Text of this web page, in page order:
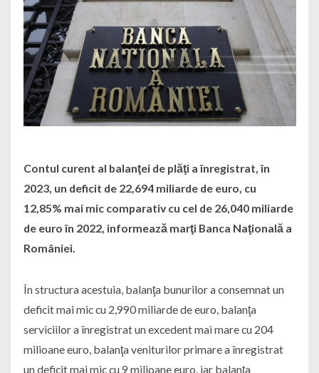
Contul curent al balanţei de plăţi a înregistrat, în
2023, un deficit de 22,694 miliarde de euro, cu
12,85% mai mic comparativ cu cel de 26,040 miliarde
de euro în 2022, informează marţi Banca Naţională a
României.
În structura acestuia, balanţa bunurilor a consemnat un
deficit mai mic cu 2,990 miliarde de euro, balanţa
serviciilor a înregistrat un excedent mai mare cu 204
milioane euro, balanţa veniturilor primare a înregistrat
un deficit mai mic cu 9 milioane euro, iar balanţa